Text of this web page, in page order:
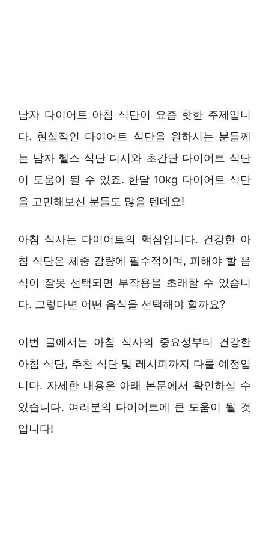
남자 다이어트 아침 식단이 요즘 핫한 주제입니
다. 현실적인 다이어트 식단을 원하시는 분들께
는 남자 헬스 식단 디시와 초간단 다이어트 식단
이 도움이 될 수 있죠. 한달 10kg 다이어트 식단
을 고민해보신 분들도 많을 텐데요!
아침 식사는 다이어트의 핵심입니다. 건강한 아
침 식단은 체중 감량에 필수적이며, 피해야 할 음
식이 잘못 선택되면 부작용을 초래할 수 있습니
다. 그렇다면 어떤 음식을 선택해야 할까요?
이번 글에서는 아침 식사의 중요성부터 건강한
아침 식단, 추천 식단 및 레시피까지 다룰 예정입
니다. 자세한 내용은 아래 본문에서 확인하실 수
있습니다. 여러분의 다이어트에 큰 도움이 될 것
입니다!